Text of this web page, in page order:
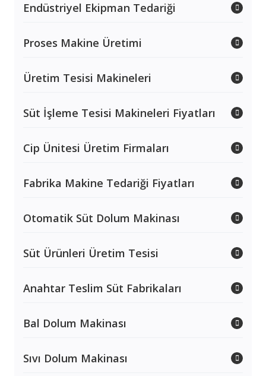
Endüstriyel Ekipman Tedariği
Proses Makine Üretimi
Üretim Tesisi Makineleri
Süt İşleme Tesisi Makineleri Fiyatları
Cip Ünitesi Üretim Firmaları
Fabrika Makine Tedariği Fiyatları
Otomatik Süt Dolum Makinası
Süt Ürünleri Üretim Tesisi
Anahtar Teslim Süt Fabrikaları
Bal Dolum Makinası
Sıvı Dolum Makinası